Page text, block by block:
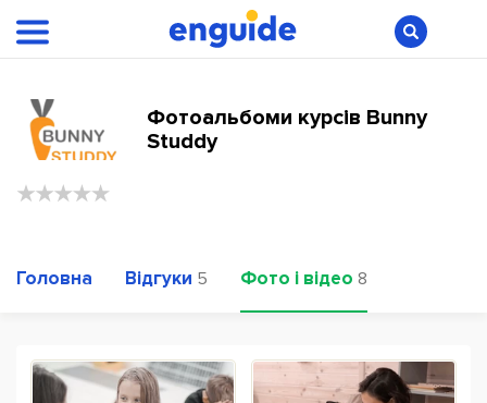
Фотоальбоми курсів Bunny
Studdy
Головна Відгуки 5 Фото і відео 8